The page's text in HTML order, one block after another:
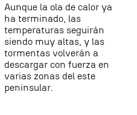
Aunque la ola de calor ya
ha terminado, las
temperaturas seguirán
siendo muy altas, y las
tormentas volverán a
descargar con fuerza en
varias zonas del este
peninsular.